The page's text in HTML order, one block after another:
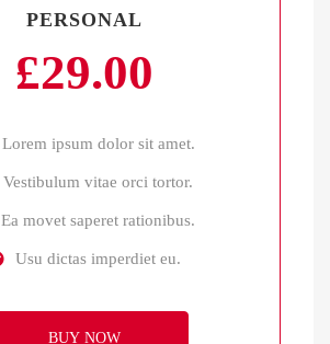
PERSONAL
£29.00
Lorem ipsum dolor sit amet.
Vestibulum vitae orci tortor.
Ea movet saperet rationibus.
Usu dictas imperdiet eu.
BUY NOW